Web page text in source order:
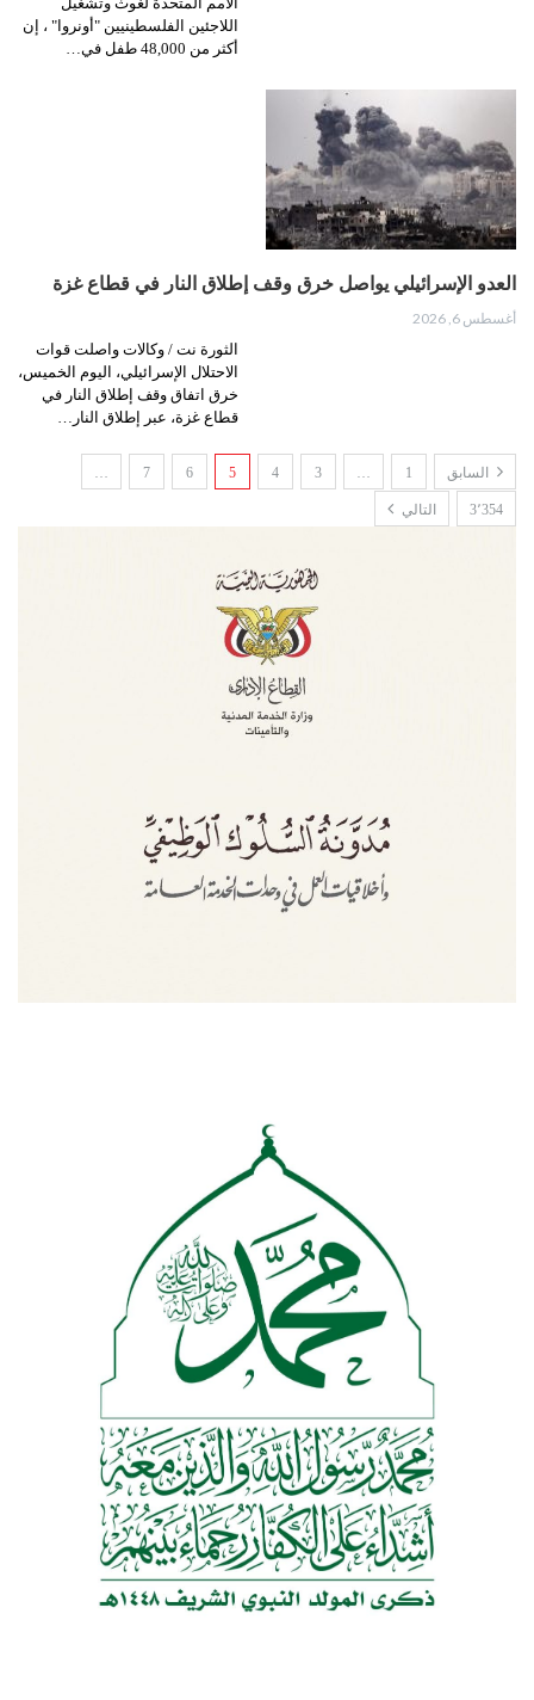
اللاجئين الفلسطينيين "أونروا" ، إن
أكثر من 48,000 طفل في…
العدو الإسرائيلي يواصل خرق وقف إطلاق النار في قطاع غزة
أغسطس 6, 2026
الثورة نت / وكالات واصلت قوات
الاحتلال الإسرائيلي، اليوم الخميس،
خرق اتفاق وقف إطلاق النار في
قطاع غزة، عبر إطلاق النار…
السابق 1
…
3
4
5
6
7
…
3٬354 التالي